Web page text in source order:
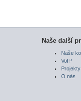
Naše další
Naše
VoIP
Projekty
O nás